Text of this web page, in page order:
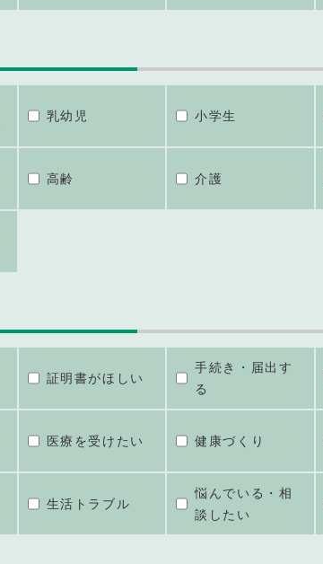
乳幼児 小学生
高齢 介護
証明書がほしい
手続き・届出す
る
医療を受けたい 健康づくり
生活トラブル
悩んでいる・相
談したい